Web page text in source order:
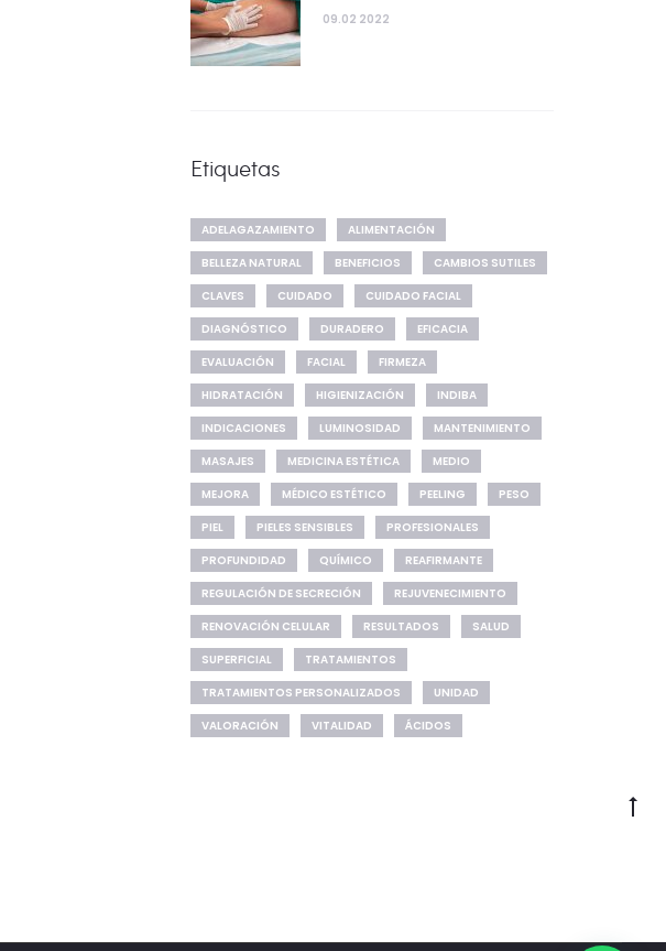
09.02 2022
Etiquetas
ADELAGAZAMIENTO
ALIMENTACIÓN
BELLEZA NATURAL
BENEFICIOS
CAMBIOS SUTILES
CLAVES
CUIDADO
CUIDADO FACIAL
DIAGNÓSTICO
DURADERO
EFICACIA
EVALUACIÓN
FACIAL
FIRMEZA
HIDRATACIÓN
HIGIENIZACIÓN
INDIBA
INDICACIONES
LUMINOSIDAD
MANTENIMIENTO
MASAJES
MEDICINA ESTÉTICA
MEDIO
MEJORA
MÉDICO ESTÉTICO PEELING
PESO
PIEL
PIELES SENSIBLES
PROFESIONALES
PROFUNDIDAD
QUÍMICO
REAFIRMANTE
REGULACIÓN DE SECRECIÓN
REJUVENECIMIENTO
RENOVACIÓN CELULAR
RESULTADOS
SALUD
SUPERFICIAL
TRATAMIENTOS
TRATAMIENTOS PERSONALIZADOS
UNIDAD
VALORACIÓN
VITALIDAD ÁCIDOS